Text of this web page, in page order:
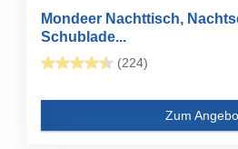
Mondeer Nachttisch,
Schublade...
(224)
Zum